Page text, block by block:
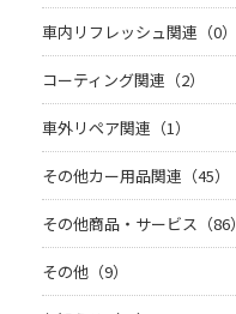
車内リフレッシュ関連（0）
コーティング関連（2）
車外リペア関連（1）
その他カー用品関連（45）
その他商品・サービス（86）
その他（9）